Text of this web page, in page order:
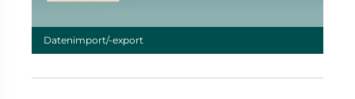
Datenimport/-export